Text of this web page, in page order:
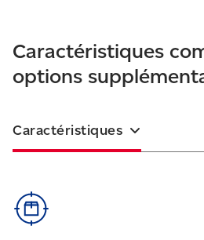
Caractéristiques
options
Caractéristiques